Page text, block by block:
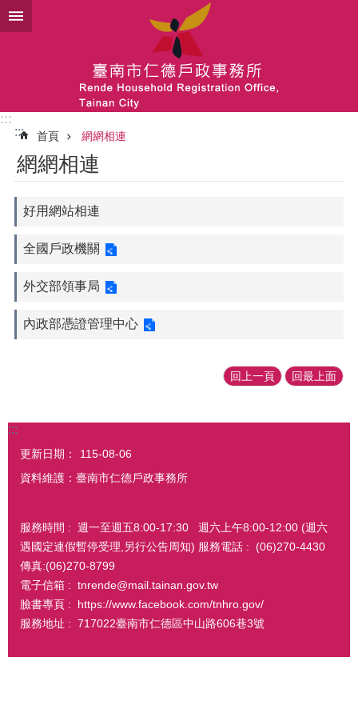
跳到主要內容區塊
:::
:::
首頁 網網相連
網網相連
好用網站相連
全國戶政機關
外交部領事局
內政部憑證管理中心
回上一頁 回最上面
:::
更新日期：
115-08-06
資料維護：臺南市仁德戶政事務所
服務時間 : 週一至週五8:00-17:30 週六上午8:00-12:00 (週六
遇國定連假暫停受理,另行公告周知) 服務電話 : (06)270-4430
傳真:(06)270-8799
電子信箱 : tnrende@mail.tainan.gov.tw
臉書專頁 : https://www.facebook.com/tnhro.gov/
服務地址 : 717022臺南市仁德區中山路606巷3號